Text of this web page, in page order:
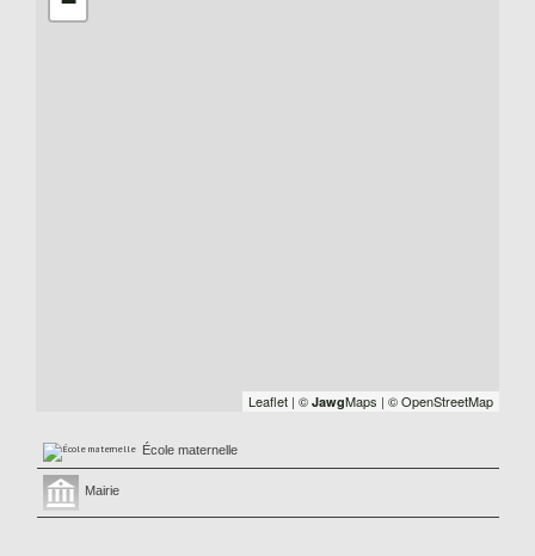
Leaflet | © JawgMaps | © OpenStreetMap
École maternelle
Mairie